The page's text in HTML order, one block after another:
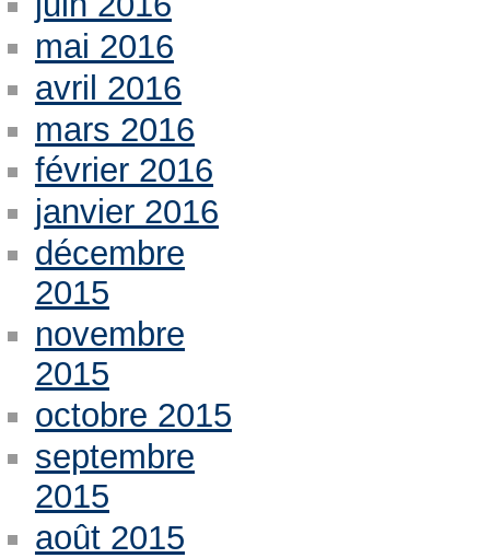
mai 2016
avril 2016
mars 2016
février 2016
janvier 2016
décembre
2015
novembre
2015
octobre 2015
septembre
2015
août 2015